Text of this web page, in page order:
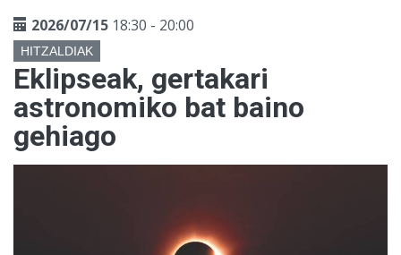
2026/07/15 18:30 - 20:00
HITZALDIAK
Eklipseak, gertakari
astronomiko bat baino
gehiago